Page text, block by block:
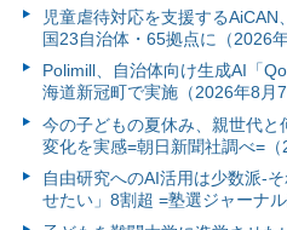
児童虐待対応を支援する
国23自治体・65拠点に（2026年
Polimill、自治体向け生成AI「
海道新冠町で実施（2026年8月7
今の子どもの夏休み、親世代
変化を実感=朝日新聞社調べ=（
自由研究へのAI活用は少数派-
せたい」8割超 =塾選ジャーナ